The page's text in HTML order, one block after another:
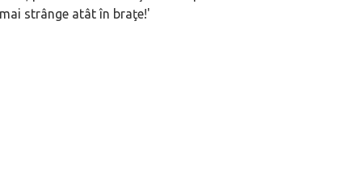
strânge atât în braţe!'